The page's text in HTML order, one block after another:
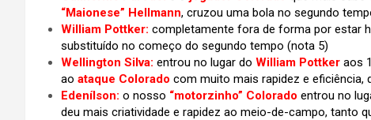
“Maionese” Hellmann, cruzou uma bola no segundo
William Pottker: completamente fora de forma por estar
substituído no começo do segundo tempo (nota 5)
Wellington Silva: entrou no lugar do William Pottker aos
ao ataque Colorado com muito mais rapidez e eficiência,
Edenílson: o nosso “motorzinho” Colorado entrou no
deu mais criatividade e rapidez ao meio-de-campo, tanto